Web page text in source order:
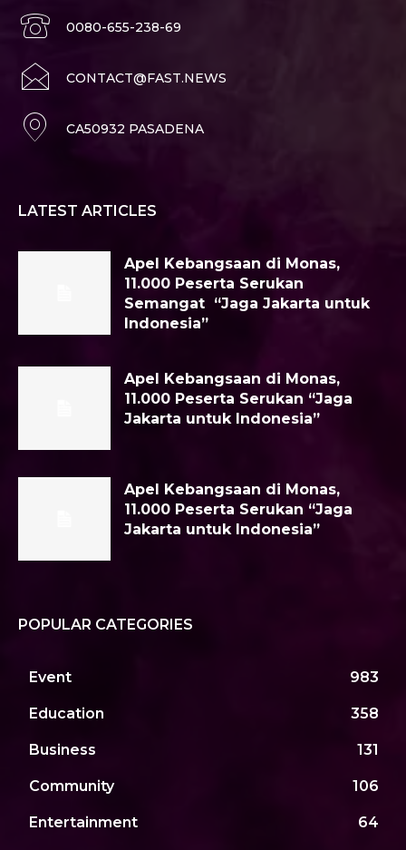
0080-655-238-69
CONTACT@FAST.NEWS
CA50932 PASADENA
LATEST ARTICLES
Apel Kebangsaan di Monas,
11.000 Peserta Serukan
Semangat “Jaga Jakarta untuk
Indonesia”
Apel Kebangsaan di Monas,
11.000 Peserta Serukan “Jaga
Jakarta untuk Indonesia”
Apel Kebangsaan di Monas,
11.000 Peserta Serukan “Jaga
Jakarta untuk Indonesia”
POPULAR CATEGORIES
Event 983
Education 358
Business 131
Community 106
Entertainment 64